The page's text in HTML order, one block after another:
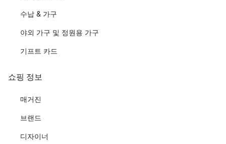
수납 & 가구
야외 가구 및 정원용 가구
기프트 카드
쇼핑 정보
매거진
브랜드
디자이너